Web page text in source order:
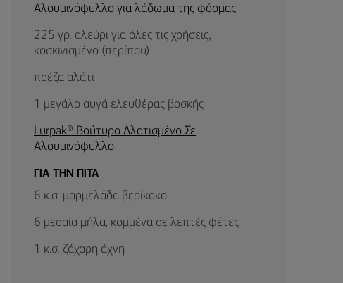
Αλουμινόφυλλο για λάδωμα της φόρμας
225 γρ. αλεύρι για όλες τις χρήσεις,
κοσκινισμένο (περίπου)
πρέζα αλάτι
1 μεγάλο αυγά ελευθέρας βοσκής
Lurpak® Βούτυρο Αλατισμένο Σε
Αλουμινόφυλλο
ΓΙΑ ΤΗΝ ΠΙΤΑ
6 κ.σ. μαρμελάδα βερίκοκο
6 μεσαία μήλα, κομμένα σε λεπτές φέτες
1 κ.σ. ζάχαρη άχνη